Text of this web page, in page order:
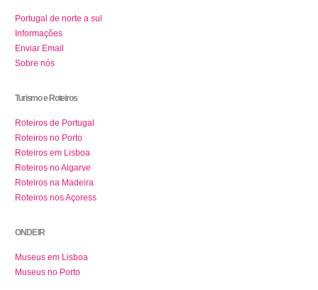
Portugal de norte a sul
Informações
Enviar Email
Sobre nós
Turismo e Roteiros
Roteiros de Portugal
Roteiros no Porto
Roteiros em Lisboa
Roteiros no Algarve
Roteiros na Madeira
Roteiros nos Açoress
ONDE IR
Museus em Lisboa
Museus no Porto